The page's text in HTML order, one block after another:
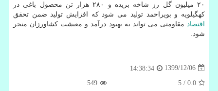
۲۰ میلیون گل رز شاخه بریده و ۲۸۰ هزار تن محصول باغی در
کهگیلویه و بویراحمد تولید می شود که افزایش تولید ضمن تحقق
اقتصاد مقاومتی می تواند به بهبود درآمد و معیشت کشاورزان منجر
شود.
1399/12/06
14:38:34
0.0
/
5
549